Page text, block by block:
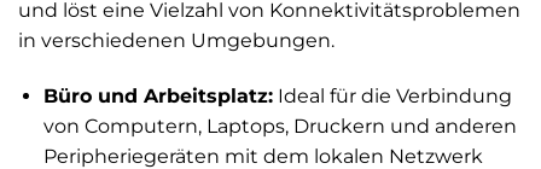
und löst eine Vielzahl von Konnektivitätsproblemen
in verschiedenen Umgebungen.
Büro und Arbeitsplatz:Ideal für die Verbindung
von Computern, Laptops, Druckern und anderen
Peripheriegeräten mit dem lokalen Netzwerk